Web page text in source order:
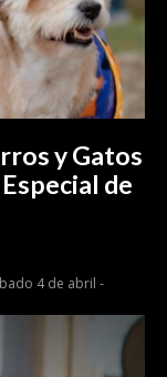
y Gatos
de
4 de abril -